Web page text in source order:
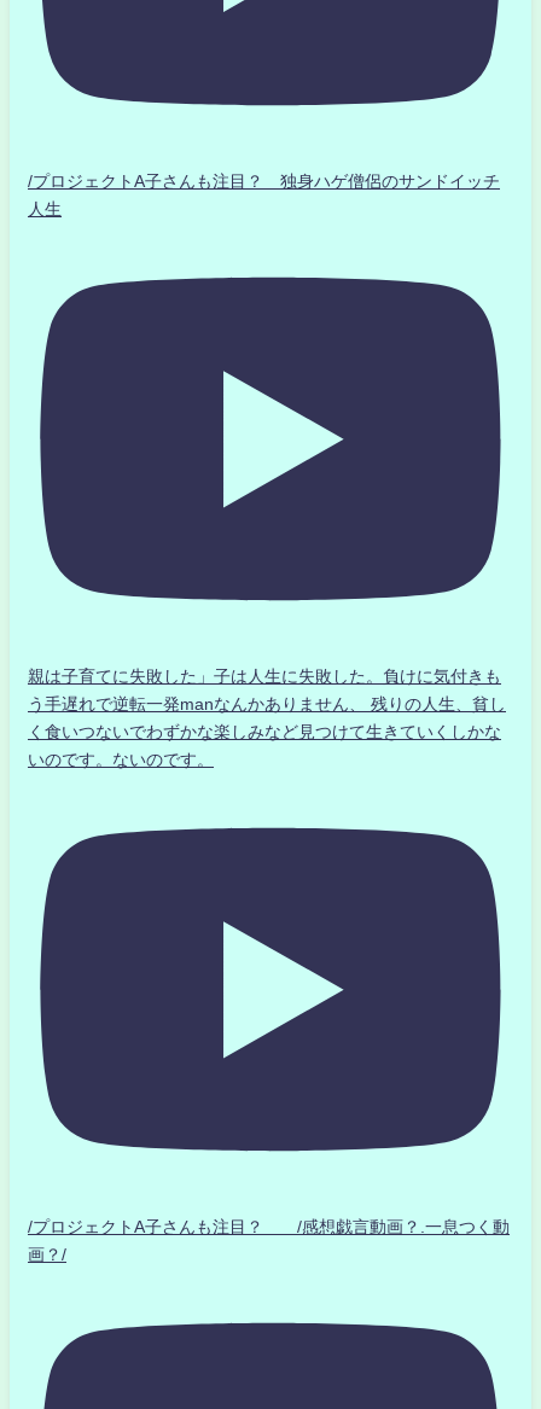
/プロジェクトA子さんも注目？ 独身ハゲ僧侶のサンドイッチ
人生
親は子育てに失敗した」子は人生に失敗した。負けに気付きも
う手遅れで逆転一発manなんかありません、 残りの人生、貧し
く食いつないでわずかな楽しみなど見つけて生きていくしかな
いのです。ないのです。
/プロジェクトA子さんも注目？ /感想戯言動画？.一息つく動
画？/